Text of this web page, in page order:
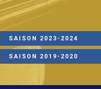
SAISON 2023-2024
SAISON 2019-2020